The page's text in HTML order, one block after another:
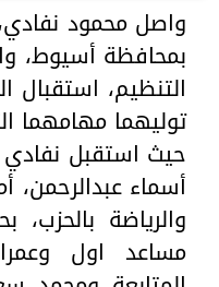
واصل محمود
بمحافظة أسيوط،
التنظيم، استقبال
توليهما مهامهما
حيث استقبل نفادي
أسماء عبدالرحمن،
والرياضة
مساعد اول